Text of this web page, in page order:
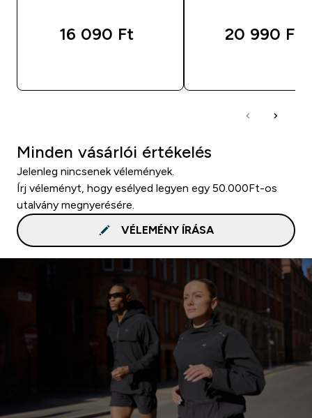
16 090 Ft‎ 20 990 Ft‎
Minden vásárlói értékelés
Jelenleg nincsenek vélemények.
Írj véleményt, hogy esélyed legyen egy 50.000Ft-os
utalvány megnyerésére.
VÉLEMÉNY ÍRÁSA